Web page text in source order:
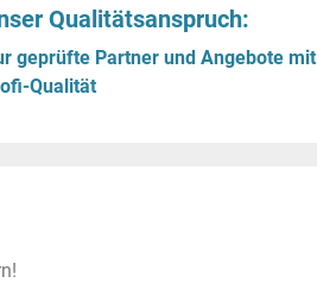
Qualitätsanspruch:
geprüfte Partner und Angebote mit
Qualität